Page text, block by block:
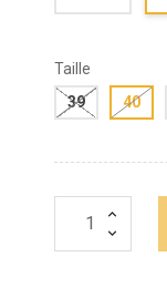
Taille
39
40